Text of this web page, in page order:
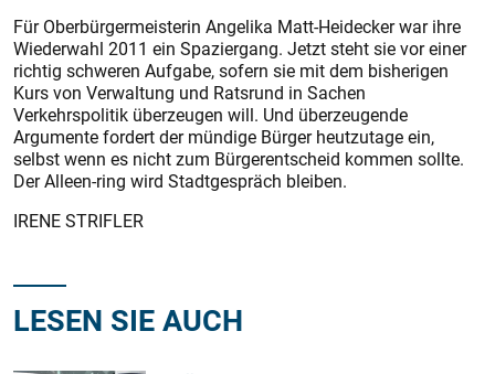
Für Oberbürgermeisterin Angelika Matt-Heidecker war ihre
Wiederwahl 2011 ein Spaziergang. Jetzt steht sie vor einer
richtig schweren Aufgabe, sofern sie mit dem bisherigen
Kurs von Verwaltung und Ratsrund in Sachen
Verkehrspolitik überzeugen will. Und überzeugende
Argumente fordert der mündige Bürger heutzutage ein,
selbst wenn es nicht zum Bürgerentscheid kommen sollte.
Der Alleen-ring wird Stadtgespräch bleiben.
IRENE STRIFLER
LESEN SIE AUCH